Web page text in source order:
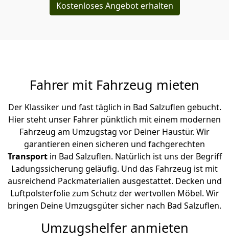
Kostenloses Angebot erhalten
Fahrer mit Fahrzeug mieten
Der Klassiker und fast täglich in Bad Salzuflen gebucht.
Hier steht unser Fahrer pünktlich mit einem modernen
Fahrzeug am Umzugstag vor Deiner Haustür. Wir
garantieren einen sicheren und fachgerechten
Transportin Bad Salzuflen. Natürlich ist uns der Begriff
Ladungssicherung geläufig. Und das Fahrzeug ist mit
ausreichend Packmaterialien ausgestattet. Decken und
Luftpolsterfolie zum Schutz der wertvollen Möbel. Wir
bringen Deine Umzugsgüter sicher nach Bad Salzuflen.
Umzugshelfer anmieten